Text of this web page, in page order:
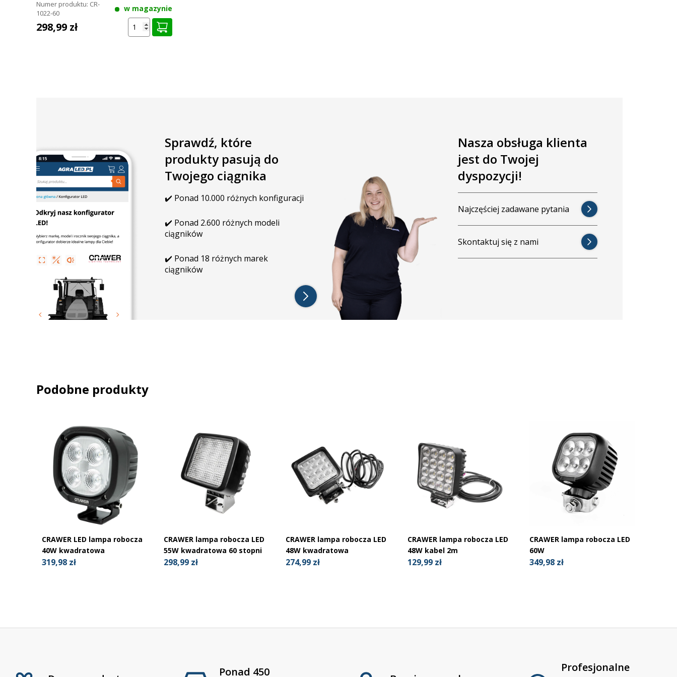
Pakiet CRAWER LED 4x lampa robocza 40W
Zmodernizuj oświetlenie swojego ciągnika lub maszyny rolniczej za pomocą pakietu CRAWER LED 4x lampa
Numer produktu: CR-
1022-60
w magazynie
298,99 zł
Sprawdź, które
produkty pasują do
Twojego ciągnika
✔️ Ponad 10.000 różnych konfiguracji
✔️ Ponad 2.600 różnych modeli
ciągników
✔️ Ponad 18 różnych marek
ciągników
Nasza obsługa klienta
jest do Twojej
dyspozycji!
Najczęściej zadawane pytania
Skontaktuj się z nami
Podobne produkty
CRAWER LED lampa robocza
40W kwadratowa
319,98 zł
CRAWER lampa robocza LED
55W kwadratowa 60 stopni
298,99 zł
CRAWER lampa robocza LED
48W kwadratowa
274,99 zł
CRAWER lampa robocza LED
48W kabel 2m
129,99 zł
CRAWER lampa robocza LED
60W
349,98 zł
Ponad 450
Profesjonalne